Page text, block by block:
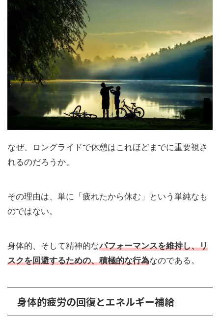
なぜ、ロングライドで休憩はこれほどまでに重要視さ
れるのだろうか。
その理由は、単に「疲れたから休む」という単純なも
のではない。
身体的、そして精神的なパフォーマンスを維持し、リ
スクを回避するための、積極的な行為なのである。
身体的疲労の回復とエネルギー補給